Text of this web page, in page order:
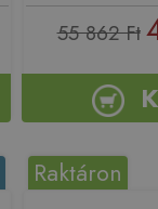
55 862 Ft
Raktáron